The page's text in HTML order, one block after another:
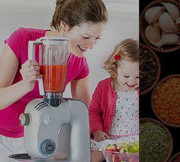
past warzywnych oraz jako
aby nasze mieszanki przypraw były
tak, aby zapewnić powtarzalną,
opakowania, które chronią
cieszyć się pełnią
należy przechowywać w suchym i